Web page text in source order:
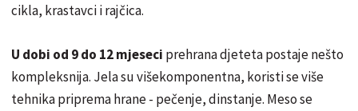
cikla, krastavci i rajčica.
U dobi od 9 do 12 mjeseci prehrana djeteta postaje nešto
kompleksnija. Jela su višekomponentna, koristi se više
tehnika priprema hrane - pečenje, dinstanje. Meso se